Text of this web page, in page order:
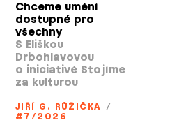
Chceme umění
dostupné pro
všechny
S Eliškou
Drbohlavovou
o iniciativě Stojíme
za kulturou
JIŘÍ G. RŮŽIČKA /
#7/2026